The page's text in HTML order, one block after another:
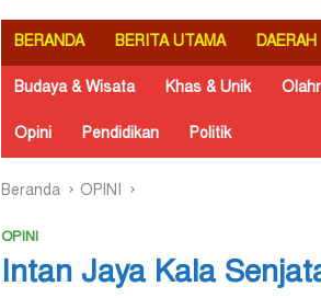
BERANDA BERITA UTAMA DAERAH
Budaya & Wisata Khas & Unik
Opini Pendidikan Politik
Beranda OPINI
OPINI
Intan Jaya Kala